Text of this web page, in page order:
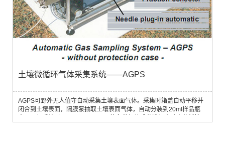
土壤微循环气体采集系统——AGPS
AGPS可野外无人值守自动采集土壤表面气体。采集时箱盖自动平移并
闭合到土壤表面，隔膜泵抽取土壤表面气体，自动分装到20ml样品瓶